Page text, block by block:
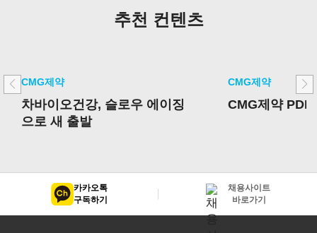
추천 컨텐츠
CMG제약
차바이오건강, 슬로우 에이징
으로 새 출발
CMG제약
CMG제약
카카오톡
구독하기
채용사이트
바로가기